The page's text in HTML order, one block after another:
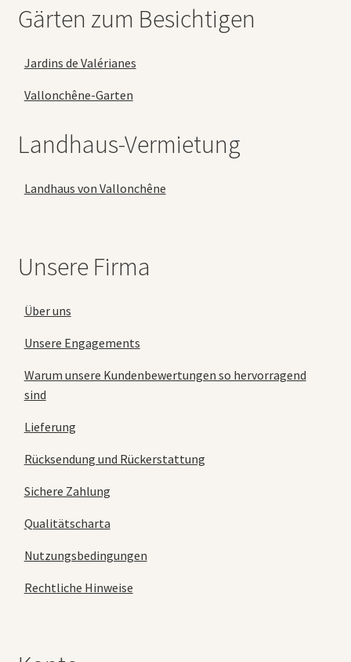
Gärten zum Besichtigen
Jardins de Valérianes
Vallonchêne-Garten
Landhaus-Vermietung
Landhaus von Vallonchêne
Unsere Firma
Über uns
Unsere Engagements
Warum unsere Kundenbewertungen so hervorragend
sind
Lieferung
Rücksendung und Rückerstattung
Sichere Zahlung
Qualitätscharta
Nutzungsbedingungen
Rechtliche Hinweise